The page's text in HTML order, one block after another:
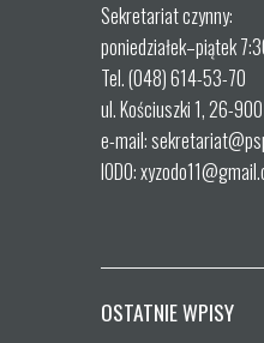
Sekretariat czynny:
poniedziałek–piątek
Tel. (048) 614-53-70
ul. Kościuszki 1, 26-
e-mail:
IODO:
OSTATNIE WPISY